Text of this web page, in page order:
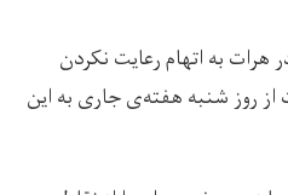
هرات به اتهام رعایت نکردن
روز شنبه‌ هفته‌ی جاری به این